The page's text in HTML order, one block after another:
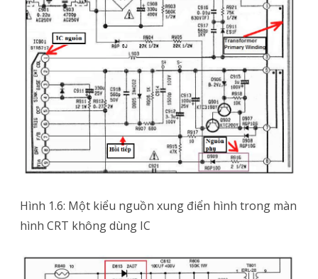
Hình 1.6: Một kiểu nguồn xung điển hình trong màn
hình CRT không dùng IC